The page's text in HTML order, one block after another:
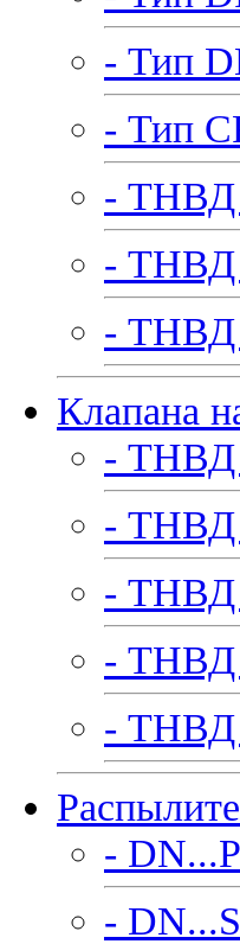
- Тип
- Тип
- ТНВД
- ТНВД
- ТНВД
Клапана
- ТНВД
- ТНВД
- ТНВД
- ТНВД
- ТНВД
-
-